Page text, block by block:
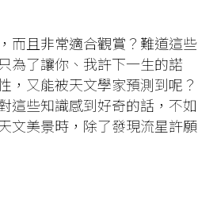
而且非常適合觀賞？難道這些
為了讓你、我許下一生的諾
，又能被天文學家預測到呢？
這些知識感到好奇的話，不如
文美景時，除了發現流星許願